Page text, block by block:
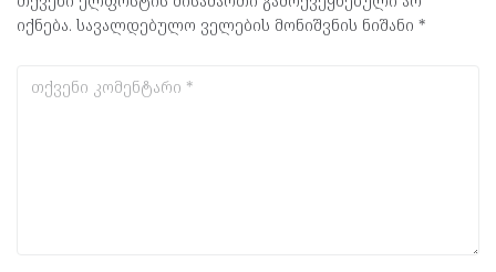
იქნება. სავალდებულო ველების მონიშვნის ნიშანი *